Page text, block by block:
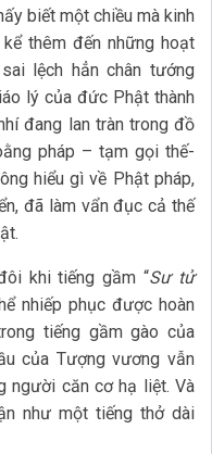
biết một chiều mà kinh
thêm đến những hoạt
lệch hẳn chân tướng
lý của đức Phật thành
đang lan tràn trong đồ
pháp – tạm gọi thế-
hiểu gì về Phật pháp,
đã làm vẩn đục cả thế
khi tiếng gầm “Sư tử
nhiếp phục được hoàn
tiếng gầm gào của
của Tượng vương vẫn
người căn cơ hạ liệt. Và
như một tiếng thở dài